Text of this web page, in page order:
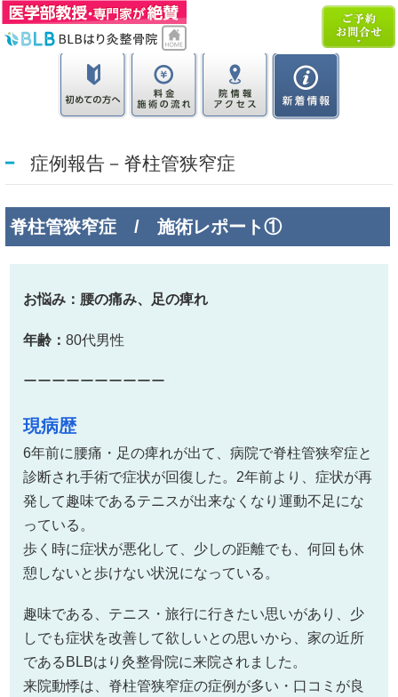
症例報告－脊柱管狭窄症
脊柱管狭窄症 / 施術レポート①
お悩み：腰の痛み、足の痺れ
年齢： 80代男性
ーーーーーーーーーー
現病歴
6年前に腰痛・足の痺れが出て、病院で脊柱管狭窄症と
診断され手術で症状が回復した。2年前より、症状が再
発して趣味であるテニスが出来なくなり運動不足にな
っている。
歩く時に症状が悪化して、少しの距離でも、何回も休
憩しないと歩けない状況になっている。
趣味である、テニス・旅行に行きたい思いがあり、少
しでも症状を改善して欲しいとの思いから、家の近所
であるBLBはり灸整骨院に来院されました。
来院動悸は、脊柱管狭窄症の症例が多い・口コミが良